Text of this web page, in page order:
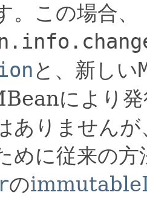
。この場合、
と、新しい
により発
ありません
めに従来の
の